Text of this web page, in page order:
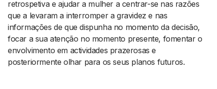
retrospetiva e ajudar a mulher a centrar-se nas razões
que a levaram a interromper a gravidez e nas
informações de que dispunha no momento da decisão,
focar a sua atenção no momento presente, fomentar o
envolvimento em actividades prazerosas e
posteriormente olhar para os seus planos futuros.